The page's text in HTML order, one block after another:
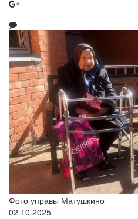
Фото управы Матушкино
02.10.2025